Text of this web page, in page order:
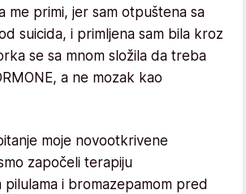
me primi, jer sam otpuštena sa
suicida, i primljena sam bila kroz
se sa mnom složila da treba
a ne mozak kao
moje novootkrivene
započeli terapiju
pilulama i bromazepamom pred